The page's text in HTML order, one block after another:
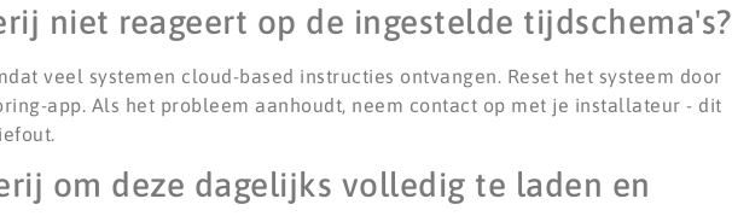
niet reageert op de ingestelde tijdschema's?
veel systemen cloud-based instructies ontvangen. Reset het systeem door
app. Als het probleem aanhoudt, neem contact op met je installateur - dit
om deze dagelijks volledig te laden en